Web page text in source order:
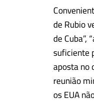
de Rubio
de Cuba”,
suficiente
aposta no
reunião
os EUA